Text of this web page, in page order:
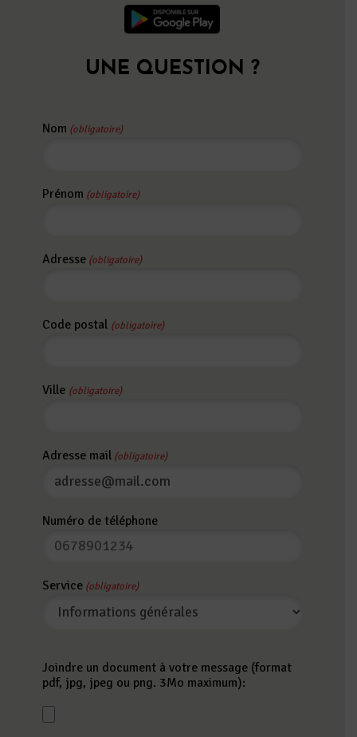
UNE QUESTION ?
Nom (obligatoire)
Prénom (obligatoire)
Adresse (obligatoire)
Code postal (obligatoire)
Ville (obligatoire)
Adresse mail (obligatoire)
Numéro de téléphone
Service (obligatoire)
Joindre un document à votre message (format
pdf, jpg, jpeg ou png. 3Mo maximum):